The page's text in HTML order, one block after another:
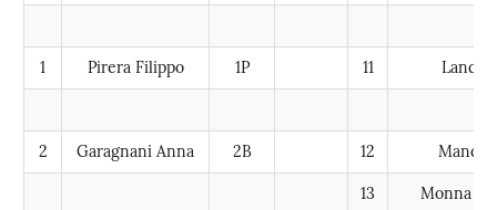
1 Pirera Filippo 1P 11 Landi
2 Garagnani Anna 2B 12 Mandis
13 Monna